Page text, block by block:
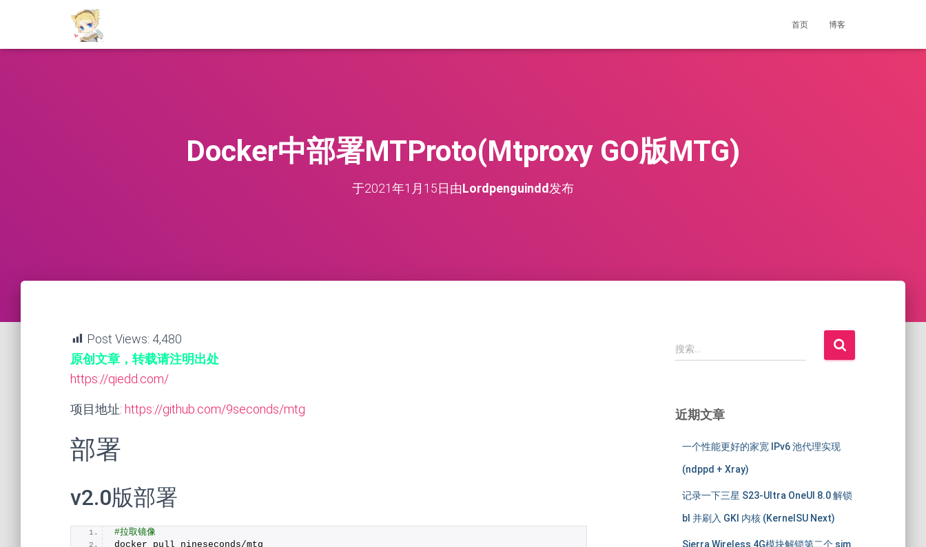
首页 博客
Docker中部署MTProto(Mtproxy GO版MTG)
于2021年1月15日由Lordpenguindd 发布
Post Views: 4,480
原创文章，转载请注明出处
https://qiedd.com/
项目地址: https://github.com/9seconds/mtg
部署
v2.0版部署
#拉取镜像
docker pull nineseconds/mtg
搜
索
搜索…
近期文章
一个性能更好的家宽 IPv6 池代理实现
(ndppd + Xray)
记录一下三星 S23-Ultra OneUI 8.0 解锁
bl 并刷入 GKI 内核 (KernelSU Next)
Sierra Wireless 4G模块解锁第二个 sim